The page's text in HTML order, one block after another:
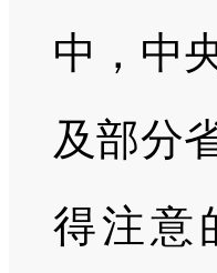
中，中
及部分
得注意